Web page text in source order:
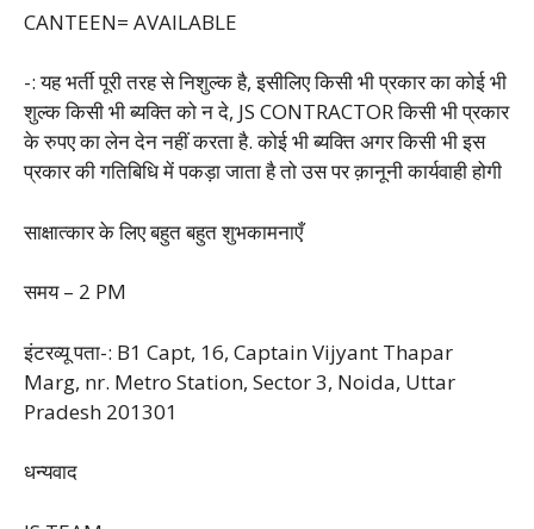
CANTEEN= AVAILABLE
-: यह भर्ती पूरी तरह से निशुल्क है, इसीलिए किसी भी प्रकार का कोई भी
शुल्क किसी भी ब्यक्ति को न दे, JS CONTRACTOR किसी भी प्रकार
के रुपए का लेन देन नहीं करता है. कोई भी ब्यक्ति अगर किसी भी इस
प्रकार की गतिबिधि में पकड़ा जाता है तो उस पर क़ानूनी कार्यवाही होगी
साक्षात्कार के लिए बहुत बहुत शुभकामनाएँ
समय – 2 PM
इंटरव्यू पता-: B1 Capt, 16, Captain Vijyant Thapar
Marg, nr. Metro Station, Sector 3, Noida, Uttar
Pradesh 201301
धन्यवाद